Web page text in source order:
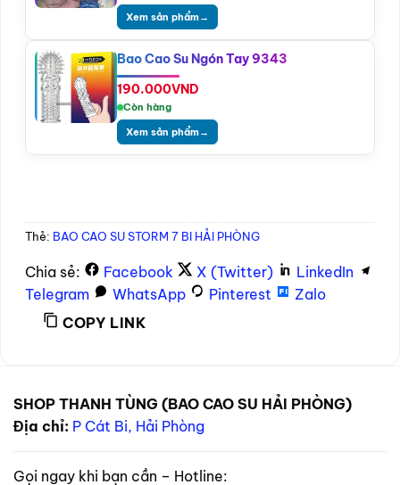
Xem sản phẩm→
Bao Cao Su Ngón Tay 9343
190.000VND
Còn hàng
Xem sản phẩm→
Thẻ: BAO CAO SU STORM 7 BI HẢI PHÒNG
Chia sẻ: Facebook X (Twitter)
LinkedIn
Telegram
WhatsApp Pinterest
Zalo
COPY LINK
SHOP THANH TÙNG (BAO CAO SU HẢI PHÒNG)
Địa chỉ: P Cát Bi, Hải Phòng
Gọi ngay khi bạn cần – Hotline: